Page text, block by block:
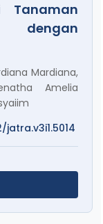
Tanaman
dengan
Mardiana,
Amelia